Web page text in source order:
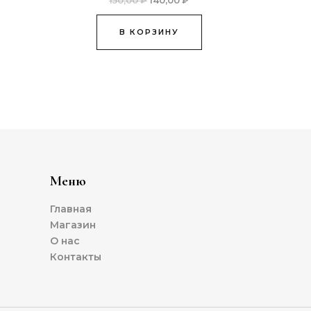
В КОРЗИНУ
Меню
Главная
Магазин
О нас
Контакты